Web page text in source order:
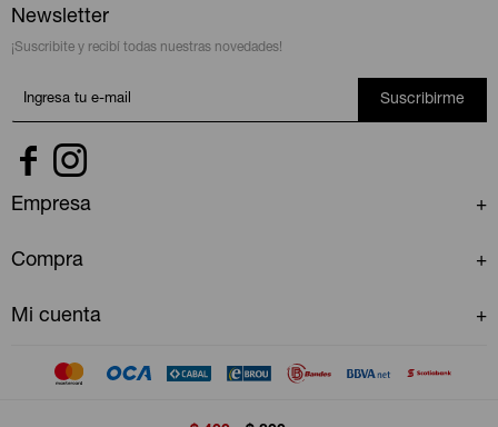
Newsletter
¡Suscribite y recibí todas nuestras novedades!
Suscribirme
 
Empresa
Compra
Mi cuenta